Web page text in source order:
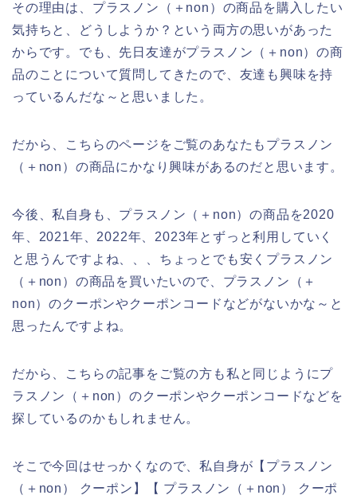
その理由は、プラスノン（＋non）の商品を購入したい
気持ちと、どうしようか？という両方の思いがあった
からです。でも、先日友達がプラスノン（＋non）の商
品のことについて質問してきたので、友達も興味を持
っているんだな～と思いました。
だから、こちらのページをご覧のあなたもプラスノン
（＋non）の商品にかなり興味があるのだと思います。
今後、私自身も、プラスノン（＋non）の商品を2020
年、2021年、2022年、2023年とずっと利用していく
と思うんですよね、、、ちょっとでも安くプラスノン
（＋non）の商品を買いたいので、プラスノン（＋
non）のクーポンやクーポンコードなどがないかな～と
思ったんですよね。
だから、こちらの記事をご覧の方も私と同じようにプ
ラスノン（＋non）のクーポンやクーポンコードなどを
探しているのかもしれません。
そこで今回はせっかくなので、私自身が【プラスノン
（＋non） クーポン】【 プラスノン（＋non） クーポ